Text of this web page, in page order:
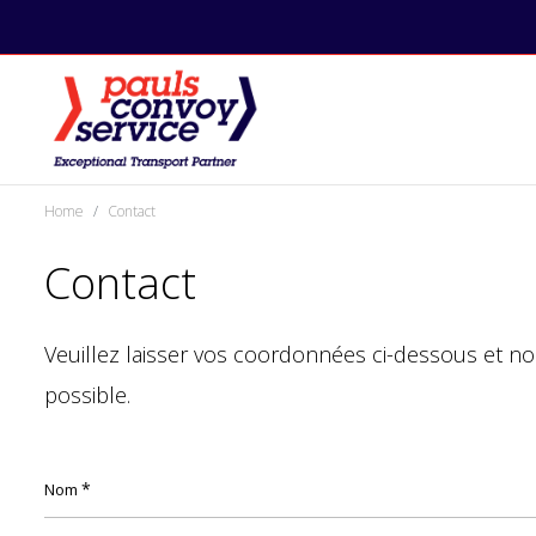
Home Contact
Contact
Veuillez laisser vos coordonnées ci-dessous et
possible.
Nom *